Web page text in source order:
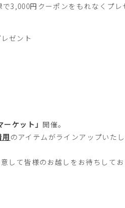
3,000円クーポンをもれなくプレ
レゼント
ケット」 開催。
のアイテムがラインアップいたし
して皆様のお越しをお待ちしてお